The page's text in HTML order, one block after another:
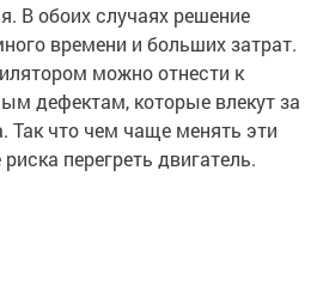
В обоих случаях решение
времени и больших затрат.
можно отнести к
дефектам, которые влекут за
Так что чем чаще менять эти
перегреть двигатель.